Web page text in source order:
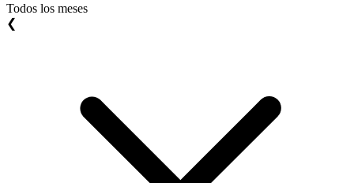
Todos los meses
❮